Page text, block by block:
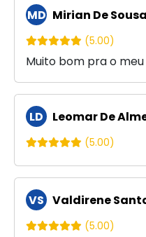
MD Mirian De
(5.00)
Muito bom pra o
LD Leomar De
(5.00)
VS Valdirene
(5.00)